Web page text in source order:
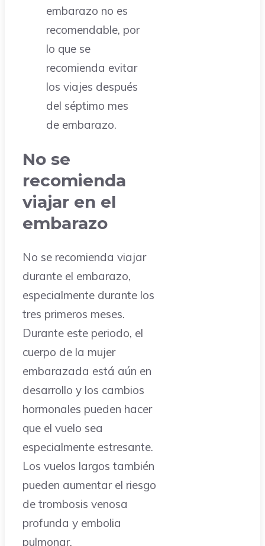
embarazo no es
recomendable, por
lo que se
recomienda evitar
los viajes después
del séptimo mes
de embarazo.
No se
recomienda
viajar en el
embarazo
No se recomienda viajar
durante el embarazo,
especialmente durante los
tres primeros meses.
Durante este periodo, el
cuerpo de la mujer
embarazada está aún en
desarrollo y los cambios
hormonales pueden hacer
que el vuelo sea
especialmente estresante.
Los vuelos largos también
pueden aumentar el riesgo
de trombosis venosa
profunda y embolia
pulmonar.